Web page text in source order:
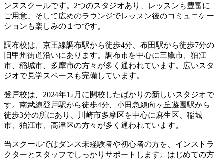
ンススクールです。2つのスタジオあり、レッスンも豊富に
ご用意。そして広めのラウンジでレッスン後のコミュニケー
ションも楽しみの１つです。
調布校は、京王線調布駅から徒歩4分、布田駅から徒歩7分の
旧甲州街道沿いにあります。調布市を中心に三鷹市、狛江
市、稲城市、多摩市の方々が多く通われています。広いスタ
ジオで見学スペースも完備しています。
登戸校は、2024年12月に開校したばかりの新しいスタジオで
す。南武線登戸駅から徒歩4分、小田急線向ヶ丘遊園駅から
徒歩3分の所にあり、川崎市多摩区を中心に麻生区、稲城
市、狛江市、高津区の方々が多く通われています。
当スクールではダンス未経験者や初心者の方を、インストラ
クターとスタッフでしっかりサポートします。はじめての方